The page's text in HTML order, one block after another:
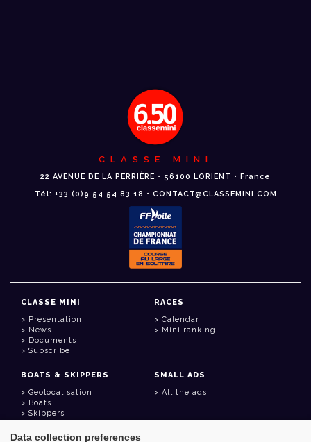
CLASSE MINI
22 AVENUE DE LA PERRIÈRE • 56100 LORIENT • France
Tél: +33 (0)9 54 54 83 18 • CONTACT@CLASSEMINI.COM
CLASSE MINI
Presentation
News
Documents
Subscribe
RACES
Calendar
Mini ranking
BOATS & SKIPPERS
Geolocalisation
Boats
Skippers
SMALL ADS
All the ads
USEFUL LINKS
Data collection preferences